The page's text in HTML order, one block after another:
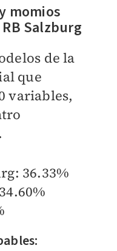
momios
Salzburg
de la
que
variables,
36.33%